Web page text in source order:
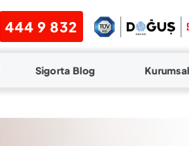
444 9 832
Sigorta Blog